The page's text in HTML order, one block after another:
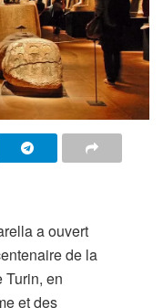
a ouvert
de la
Turin, en
et des